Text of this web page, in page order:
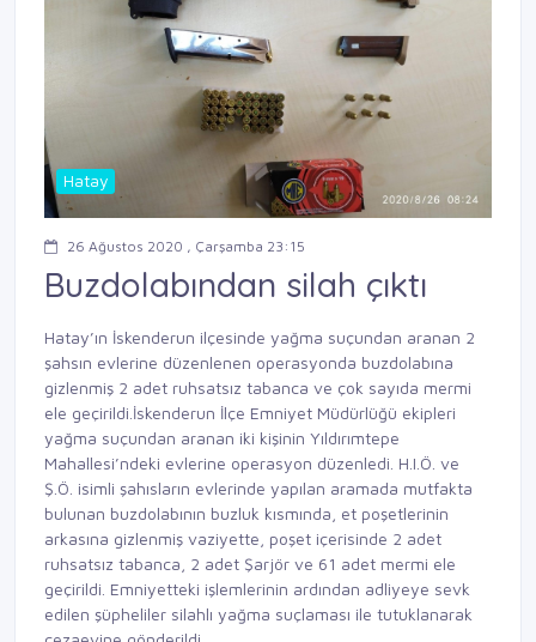
Hatay
26 Ağustos 2020 , Çarşamba 23:15
Buzdolabından silah çıktı
Hatay’ın İskenderun ilçesinde yağma suçundan aranan 2
şahsın evlerine düzenlenen operasyonda buzdolabına
gizlenmiş 2 adet ruhsatsız tabanca ve çok sayıda mermi
ele geçirildi.İskenderun İlçe Emniyet Müdürlüğü ekipleri
yağma suçundan aranan iki kişinin Yıldırımtepe
Mahallesi’ndeki evlerine operasyon düzenledi. H.I.Ö. ve
Ş.Ö. isimli şahısların evlerinde yapılan aramada mutfakta
bulunan buzdolabının buzluk kısmında, et poşetlerinin
arkasına gizlenmiş vaziyette, poşet içerisinde 2 adet
ruhsatsız tabanca, 2 adet Şarjör ve 61 adet mermi ele
geçirildi. Emniyetteki işlemlerinin ardından adliyeye sevk
edilen şüpheliler silahlı yağma suçlaması ile tutuklanarak